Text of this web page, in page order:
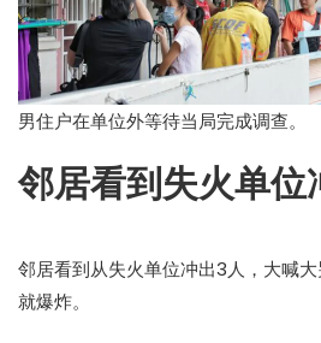
男住户在单位外等待当局完成调查。
邻居看到失火单位
邻居看到从失火单位冲出3人，大喊
就爆炸。